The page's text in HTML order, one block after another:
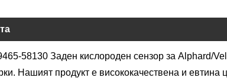
58130 Заден кислороден сензор за Alphard/
Нашият продукт е висококачествена и евтина